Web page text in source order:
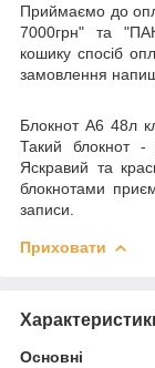
Приймаємо до
7000грн" та
кошику спосіб
замовлення
Блокнот А6 48л
Такий блокнот -
Яскравий та
блокнотами
записи.
Приховати
Основні